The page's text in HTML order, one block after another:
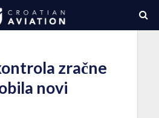
zračne
novi